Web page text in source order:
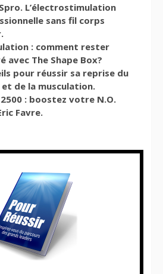
L’électrostimulation
sans fil corps
: comment rester
avec The Shape Box?
pour réussir sa reprise du
de la musculation.
2500 : boostez votre N.O.
Favre.